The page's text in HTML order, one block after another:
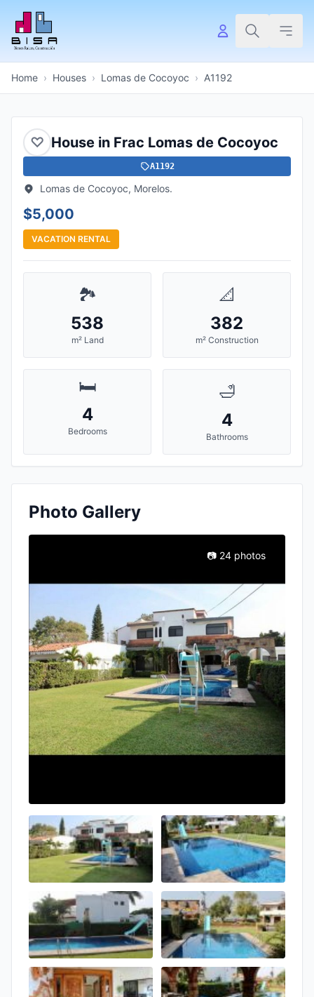
Home › Houses › Lomas de Cocoyoc › A1192
♡ House in Frac Lomas de Cocoyoc
A1192
Lomas de Cocoyoc, Morelos.
$5,000
VACATION RENTAL
🏞️
538
m² Land
📐
382
m² Construction
🛏️
4
Bedrooms
🛁
4
Bathrooms
Photo Gallery
📷 24 photos